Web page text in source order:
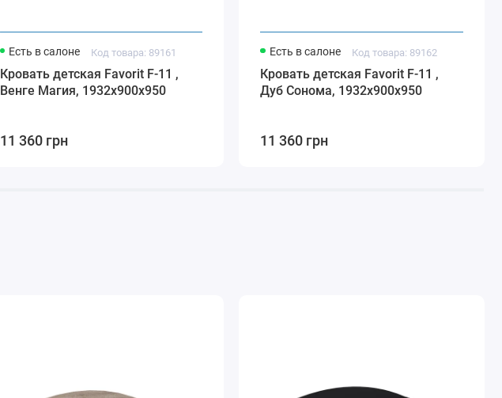
Есть в салоне Код товара: 89161
Кровать детская Favorit F-11 ,
Венге Магия, 1932х900х950
11 360 грн
Есть в салоне Код товара: 89162
Кровать детская Favorit F-11 ,
Дуб Cонома, 1932х900х950
11 360 грн